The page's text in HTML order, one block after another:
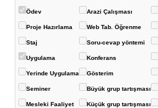
Ödev Arazi Çalışması
Proje Hazırlama Web Tab. Öğrenme
Staj Soru-cevap yöntemi
Uygulama Konferans
Yerinde Uygulama Gösterim
Seminer Büyük grup tartışması
Mesleki Faaliyet Küçük grup tartışması